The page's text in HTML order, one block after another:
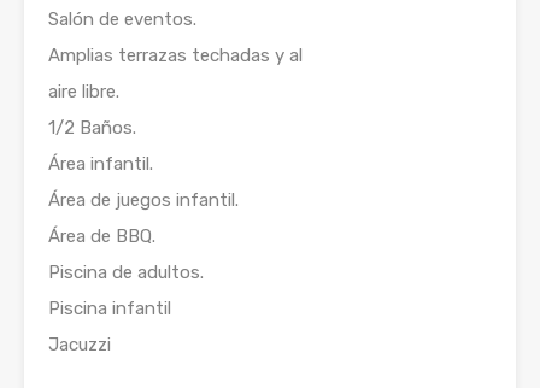
Salón de eventos.
Amplias terrazas techadas y al
aire libre.
1/2 Baños.
Área infantil.
Área de juegos infantil.
Área de BBQ.
Piscina de adultos.
Piscina infantil
Jacuzzi